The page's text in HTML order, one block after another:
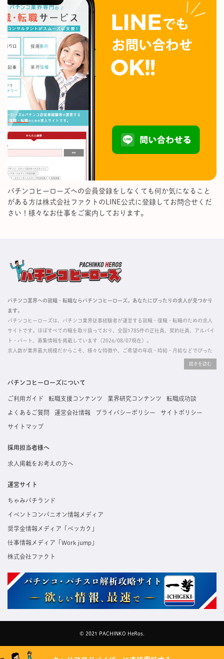
パチンコヒーローズへの会員登録をしなくても何か気になること
がある方は株式会社ファクトのLINE公式に登録してお問合せくだ
さい！様々なお仕事をご案内しております。
パチンコ業界への就職・転職ならパチンコヒーローズ。あなたにぴったりの求人が見つかり
ます。
パチンコヒーローズは、パチンコ業界従事経験者が運営する就職・復職・転職のための求人
サイトです。ほぼすべての職を取り扱っており、全国1785件の正社員、契約社員、アルバイ
ト・パート、募集情報を掲載しています（2026/08/07現在）。
求人数が業界最大規模だからこそ、様々な特徴や、ご希望の年収・時給・月給などでぴった
掲載している求人は、すべて契約法人様から寄せられた正規の求人情報です。応募いただい
た内容はすぐに直接事業所に届くためスムーズに転職・復職できます。
パチンコヒーローズについて
ご利用ガイド 転職支援コンテンツ 業界研究コンテンツ 転職成功談
よくあるご質問 運営会社情報 プライバシーポリシー サイトポリシー
サイトマップ
採用担当者様へ
求人掲載をお考えの方へ
運営サイト
ちゃみパチランド
イベントコンパニオン情報メディア
奨学金情報メディア「ベッカク」
仕事情報メディア「Work jump」
株式会社ファクト
© 2021 PACHINKO HeRos.